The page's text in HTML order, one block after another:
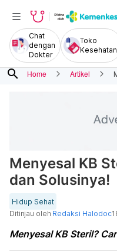
Chat
dengan
Dokter
Toko
Kesehatan
search Home Artikel
Menyesal KB
dan Solusinya!
Hidup Sehat
Ditinjau oleh Redaksi Halodoc
Menyesal KB Steril?